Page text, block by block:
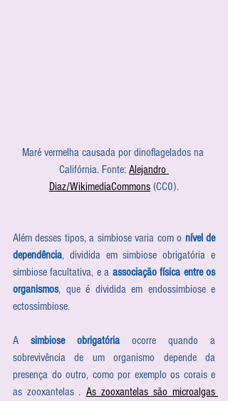
Maré vermelha causada por dinoflagelados na
Califórnia. Fonte: Alejandro
Diaz/WikimediaCommons (CC0).
Além desses tipos, a simbiose varia com o nível de
dependência, dividida em simbiose obrigatória e
simbiose facultativa, e a associação física entre os
organismos, que é dividida em endossimbiose e
ectossimbiose.
A simbiose obrigatória ocorre quando a
sobrevivência de um organismo depende da
presença do outro, como por exemplo os corais e
as zooxantelas . As zooxantelas são microalgas